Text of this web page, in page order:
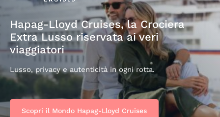
Hapag-Lloyd Cruises, la Crociera
Extra Lusso riservata ai veri
viaggiatori
Lusso, privacy e autenticità in ogni rotta.
Scopri il Mondo Hapag-Lloyd Cruises